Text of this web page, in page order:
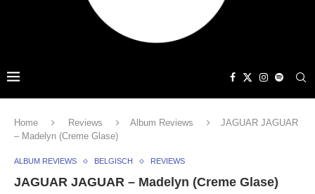
Home Reviews Album Reviews
JAGUAR JAGUAR
– Madelyn (Creme Glase)
ALBUM REVIEWS BELGISCH REVIEWS
JAGUAR JAGUAR – Madelyn (Creme Glase)